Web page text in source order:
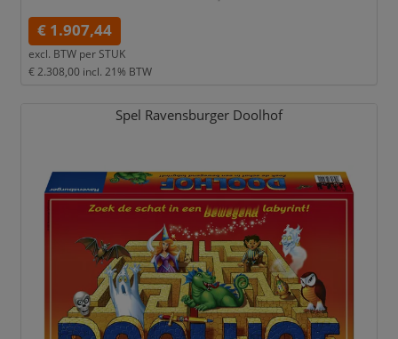
€ 1.907,44
excl. BTW per STUK
€ 2.308,00 incl. 21% BTW
Spel Ravensburger Doolhof